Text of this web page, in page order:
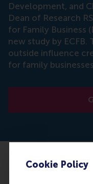
Cookie Policy
Development, and
Dean of Research
for Family Business
new study by
outside influence
for family
Pursey Heugens,